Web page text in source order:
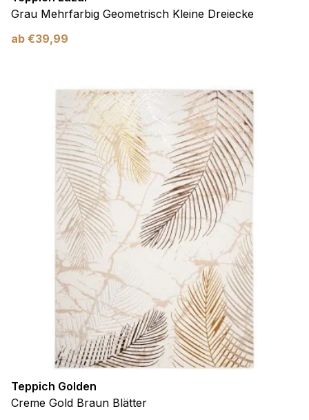
Grau Mehrfarbig Geometrisch Kleine Dreiecke
ab €39,99
Teppich Golden
Creme Gold Braun Blätter